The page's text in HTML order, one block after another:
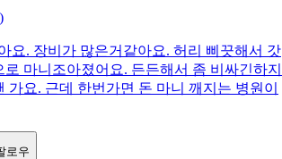
)
요. 장비가 많은거같아요. 허리 삐끗해서 갓
로 마니조아졌어요. 든든해서 좀 비싸긴하지
가요. 근데 한번가면 돈 마니 깨지는 병원이
로우